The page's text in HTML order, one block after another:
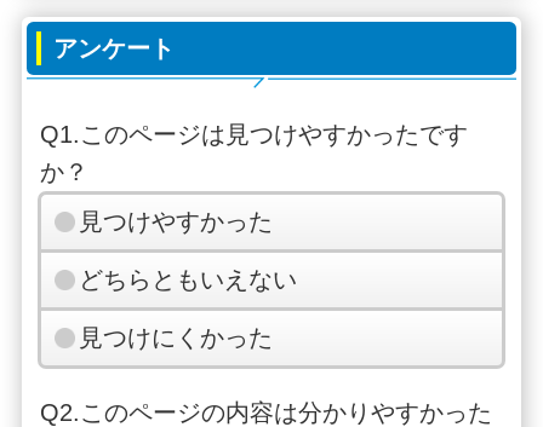
アンケート
Q1.このページは見つけやすかったです
か？
見つけやすかった
どちらともいえない
見つけにくかった
Q2.このページの内容は分かりやすかった